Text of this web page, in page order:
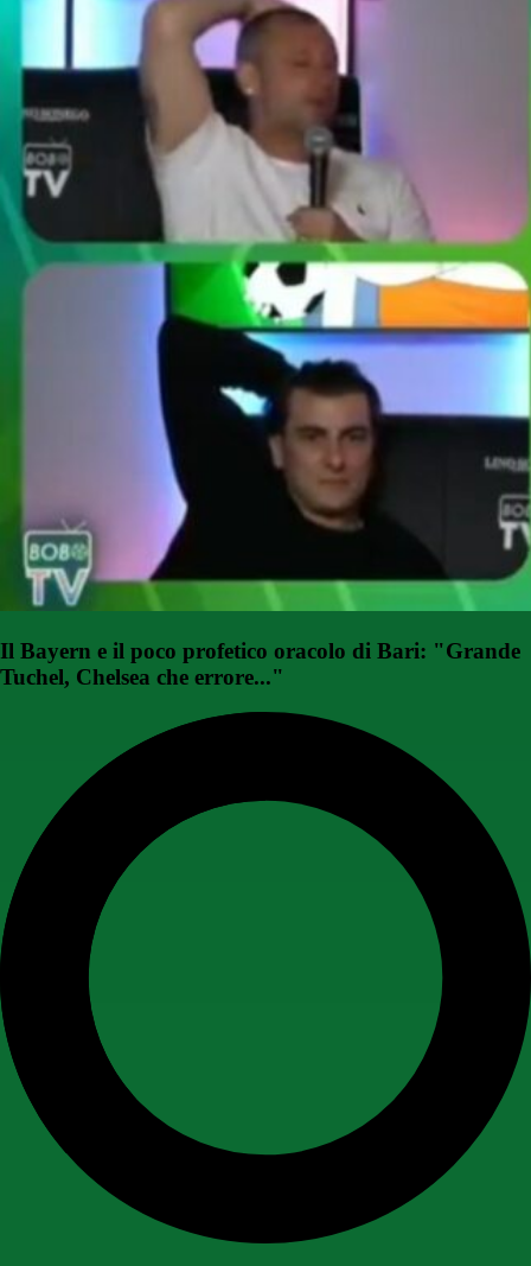
Il Bayern e il poco profetico oracolo di Bari: "Grande
Tuchel, Chelsea che errore..."